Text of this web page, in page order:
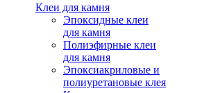
Клеи для камня
Эпоксидные клеи
для камня
Полиэфирные клеи
для камня
Эпоксиакриловые и
полиуретановые клея